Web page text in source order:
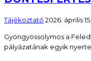
Tájékoztató 2026. április 15.
Gyöngyössolymos a
pályázatának egyik